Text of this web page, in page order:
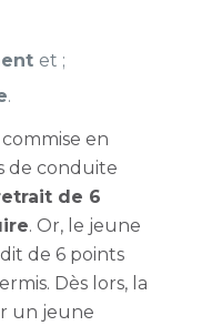
et ;
.
en
de conduite
de 6
. Or, le jeune
de 6 points
Dès lors,la
un jeune